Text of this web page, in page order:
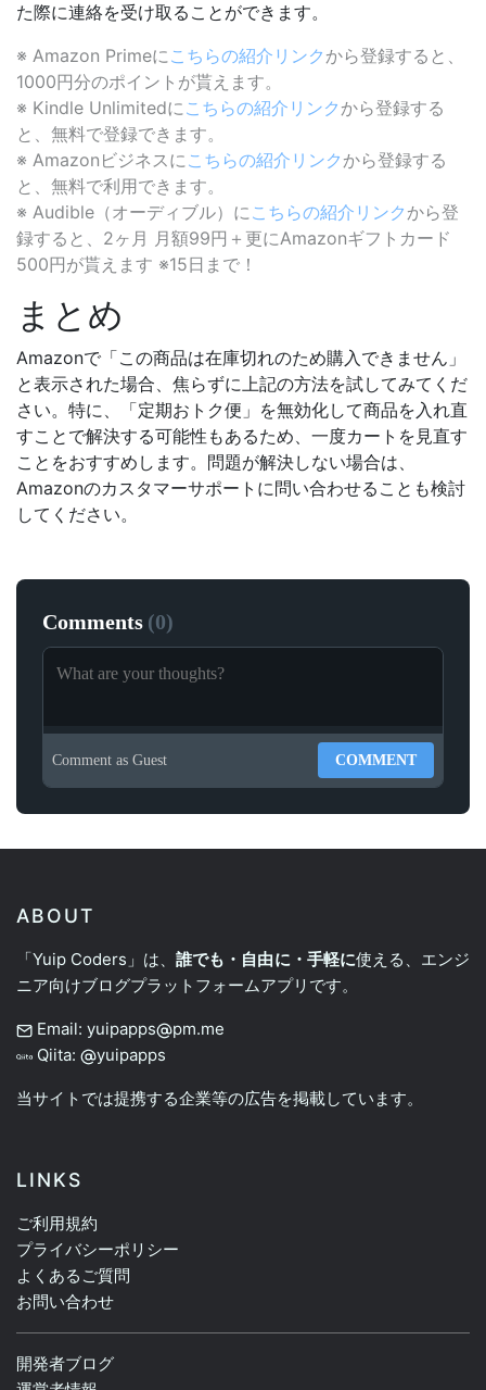
た際に連絡を受け取ることができます。
※ Amazon Primeにこちらの紹介リンク から登録すると、
1000円分のポイントが貰えます。
※ Kindle Unlimitedにこちらの紹介リンク から登録する
と、無料で登録できます。
※ Amazonビジネスにこちらの紹介リンク から登録する
と、無料で利用できます。
※ Audible（オーディブル）にこちらの紹介リンク から登
録すると、2ヶ月 月額99円＋更にAmazonギフトカード
500円が貰えます ※15日まで！
まとめ
Amazonで「この商品は在庫切れのため購入できません」
と表示された場合、焦らずに上記の方法を試してみてくだ
さい。特に、「定期おトク便」を無効化して商品を入れ直
すことで解決する可能性もあるため、一度カートを見直す
ことをおすすめします。問題が解決しない場合は、
Amazonのカスタマーサポートに問い合わせることも検討
してください。
Comments (0)
Comment as Guest COMMENT
ABOUT
「Yuip Coders」は、誰でも・自由に・手軽に使える、エンジ
ニア向けブログプラットフォームアプリです。
Email: yuipapps
pm.me
Qiita:
yuipapps
当サイトでは提携する企業等の広告を掲載しています。
LINKS
ご利用規約
プライバシーポリシー
よくあるご質問
お問い合わせ
開発者ブログ